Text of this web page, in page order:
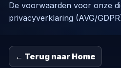
De voorwaarden voor onze
privacyverklaring (AVG/
← Terug naar Home